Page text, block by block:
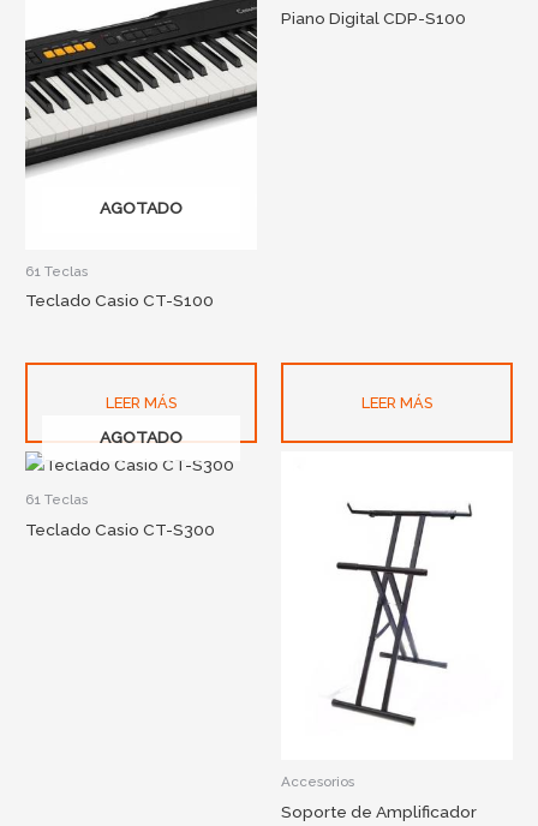
AGOTADO
61 Teclas
Teclado Casio CT-S100
LEER MÁS
Piano Digital CDP-S100
LEER MÁS
AGOTADO
61 Teclas
Teclado Casio CT-S300
Accesorios
Soporte de Amplificador